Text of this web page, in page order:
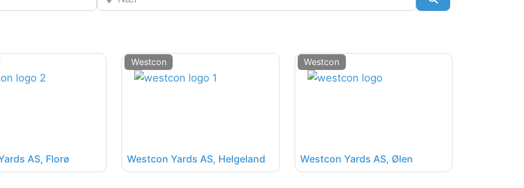
AS, Florø
Westcon
Westcon Yards AS, Helgeland
Westcon
Westcon Yards AS, Ølen